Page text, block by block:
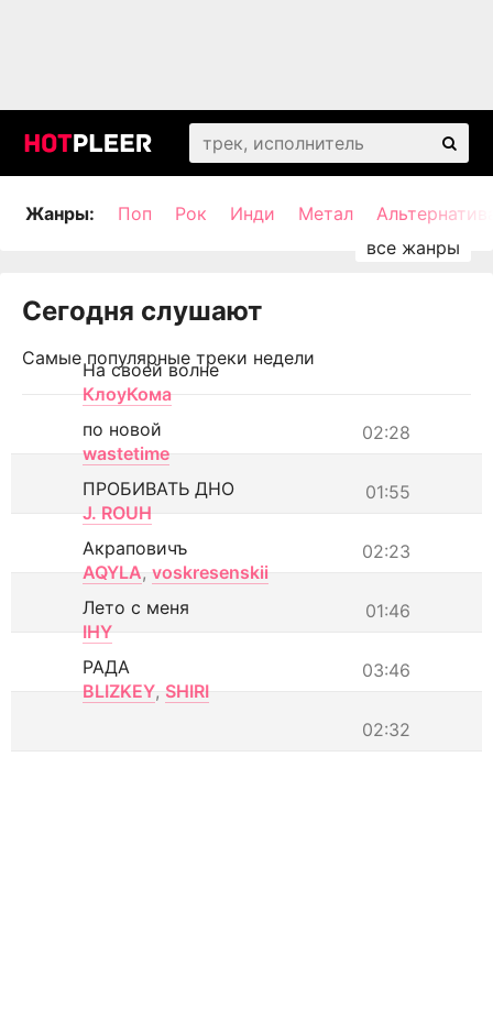
Жанры: Поп Рок Инди Метал
Сегодня слушают
Самые популярные треки недели
На своей волне
КлоуКома
02:28
по новой
wastetime
01:55
ПРОБИВАТЬ ДНО
J. ROUH
02:23
Акраповичъ
AQYLA, voskresenskii
01:46
Лето с меня
IHY
03:46
РАДА
BLIZKEY, SHIRI
02:32